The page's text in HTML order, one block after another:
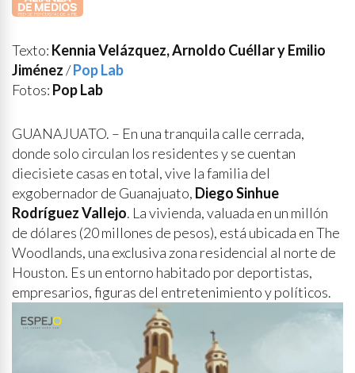
Texto: Kennia Velázquez, Arnoldo Cuéllar y Emilio
Jiménez/Pop Lab
Fotos: Pop Lab
GUANAJUATO. – En una tranquila calle cerrada,
donde solo circulan los residentes y se cuentan
diecisiete casas en total, vive la familia del
exgobernador de Guanajuato, Diego Sinhue
Rodríguez Vallejo. La vivienda, valuada en un millón
de dólares (20 millones de pesos), está ubicada en The
Woodlands, una exclusiva zona residencial al norte de
Houston. Es un entorno habitado por deportistas,
empresarios, figuras del entretenimiento y políticos.